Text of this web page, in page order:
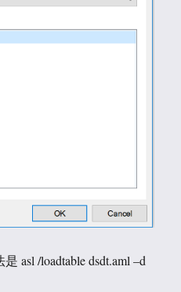
asl /loadtable dsdt.aml –d